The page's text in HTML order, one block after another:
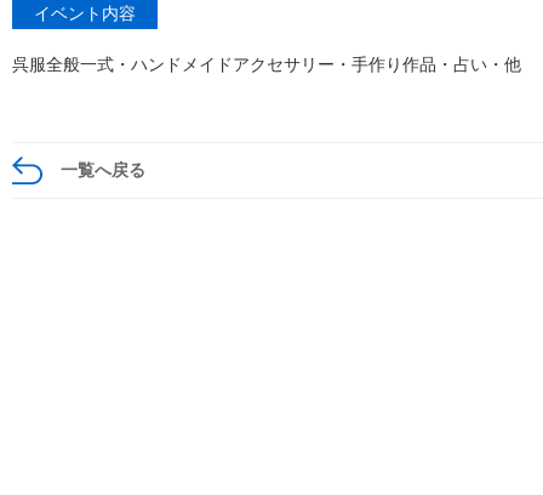
イベント内容
呉服全般一式・ハンドメイドアクセサリー・手作り作品・占い・他
一覧へ戻る